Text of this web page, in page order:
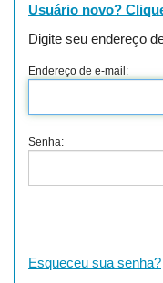
Usuário novo?
Digite seu endereço
Endereço de e-mail:
Senha:
Esqueceu sua senha?